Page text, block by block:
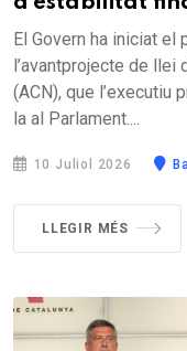
El Govern ha iniciat el
l’avantprojecte de llei
(ACN), que l’executiu
la al Parlament....
10 Juliol 2026
LLEGIR MÉS